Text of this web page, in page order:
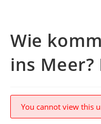
Wie
ins Meer?
You cannot view this